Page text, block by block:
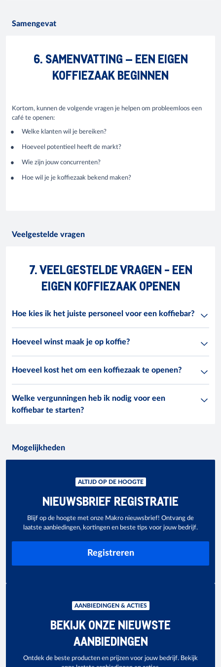
Samengevat
6. SAMENVATTING – EEN EIGEN
KOFFIEZAAK BEGINNEN
Kortom, kunnen de volgende vragen je helpen om probleemloos een
café te openen:
Welke klanten wil je bereiken?
Hoeveel potentieel heeft de markt?
Wie zijn jouw concurrenten?
Hoe wil je je koffiezaak bekend maken?
Veelgestelde vragen
7. VEELGESTELDE VRAGEN - EEN
EIGEN KOFFIEZAAK OPENEN
Hoe kies ik het juiste personeel voor een koffiebar?
Hoeveel winst maak je op koffie?
Hoeveel kost het om een koffiezaak te openen?
Welke vergunningen heb ik nodig voor een
koffiebar te starten?
Mogelijkheden
ALTIJD OP DE HOOGTE
NIEUWSBRIEF REGISTRATIE
Blijf op de hoogte met onze Makro nieuwsbrief! Ontvang de
laatste aanbiedingen, kortingen en beste tips voor jouw bedrijf.
Registreren
AANBIEDINGEN & ACTIES
BEKIJK ONZE NIEUWSTE
AANBIEDINGEN
Ontdek de beste producten en prijzen voor jouw bedrijf. Bekijk